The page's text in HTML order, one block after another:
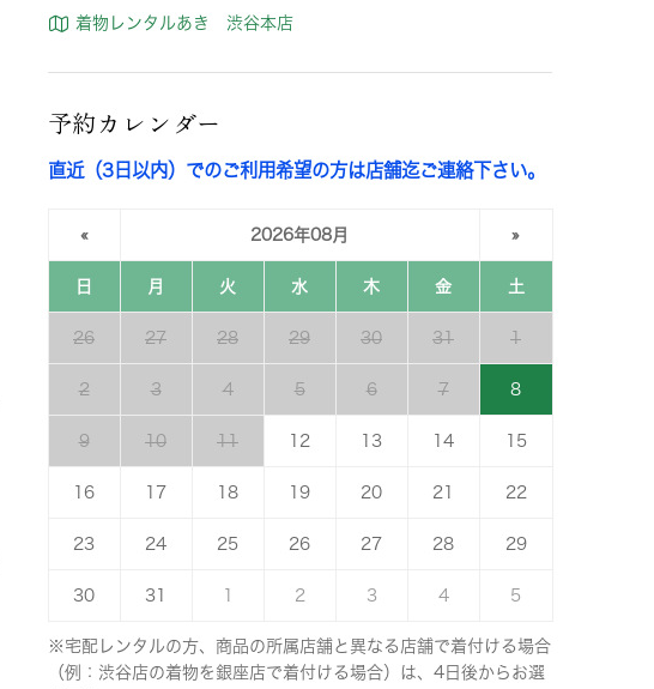
着物レンタルあき 渋谷本店
予約カレンダー
直近（3日以内）でのご利用希望の方は店舗迄ご連絡下さい。
« 2026年08月 »
日 月 火 水 木 金 土
26 27 28 29 30 31 1
2 3 4 5 6 7 8
9 10 11 12 13 14 15
16 17 18 19 20 21 22
23 24 25 26 27 28 29
30 31 2 3 4 5
※宅配レンタルの方、商品の所属店舗と異なる店舗で着付ける場合
（例：渋谷店の着物を銀座店で着付ける場合）は、4日後からお選